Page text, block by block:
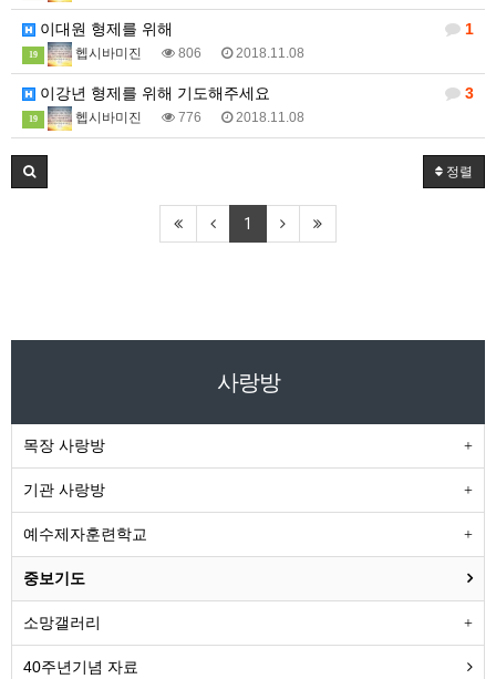
1
이대원 형제를 위해
19 헵시바미진 806 2018.11.08
3
이강년 형제를 위해 기도해주세요
19 헵시바미진 776 2018.11.08
정렬
1
사랑방
목장 사랑방
기관 사랑방
예수제자훈련학교
중보기도
소망갤러리
40주년기념 자료